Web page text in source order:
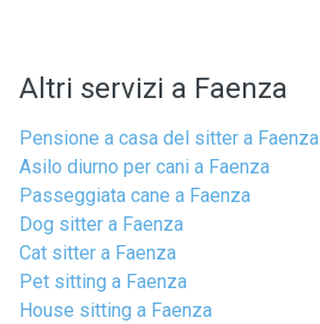
Altri servizi a Faenza
Pensione a casa del sitter a Faenza
Asilo diurno per cani a Faenza
Passeggiata cane a Faenza
Dog sitter a Faenza
Cat sitter a Faenza
Pet sitting a Faenza
House sitting a Faenza